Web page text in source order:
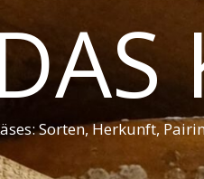
Sorten, Herkunft,